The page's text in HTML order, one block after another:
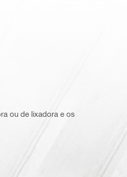
ou de lixadora e os